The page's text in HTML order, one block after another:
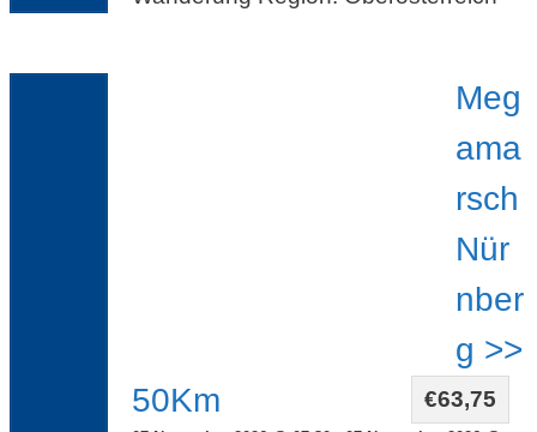
Meg
ama
rsch
Nür
nber
g >>
50Km
€63,75